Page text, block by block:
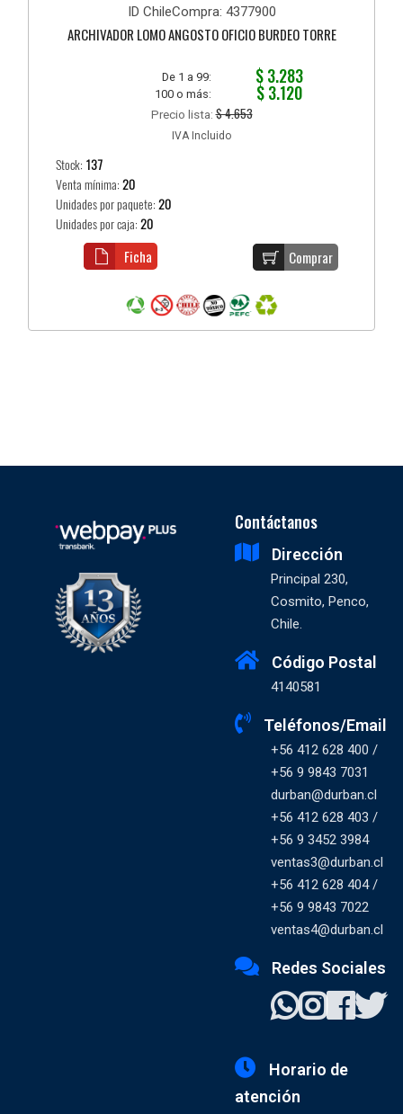
ID ChileCompra: 4377900
ARCHIVADOR LOMO ANGOSTO OFICIO BURDEO TORRE
De 1 a 99: $ 3.283
100 o más: $ 3.120
Precio lista:$ 4.653
IVA Incluido
Stock: 137
Venta mínima:20
Unidades por paquete:20
Unidades por caja:20
Comprar
Ficha
Contáctanos
Dirección
Principal 230,
Cosmito, Penco,
Chile.
Código Postal
4140581
Teléfonos/Email
+56 412 628 400 /
+56 9 9843 7031
durban@durban.cl
+56 412 628 403 /
+56 9 3452 3984
ventas3@durban.cl
+56 412 628 404 /
+56 9 9843 7022
ventas4@durban.cl
Redes Sociales
Horario de
atención